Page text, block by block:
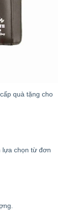
quà tặng cho
chọn từ đơn